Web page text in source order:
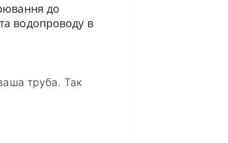
до
водопроводу в
труба. Так